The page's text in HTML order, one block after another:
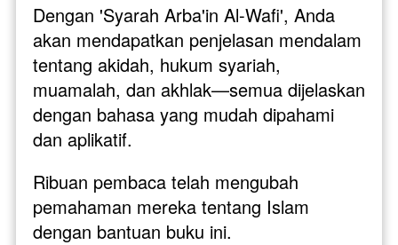
Dengan 'Syarah Arba'in Al-Wafi', Anda
akan mendapatkan penjelasan mendalam
tentang akidah, hukum syariah,
muamalah, dan akhlak—semua dijelaskan
dengan bahasa yang mudah dipahami
dan aplikatif.
Ribuan pembaca telah mengubah
pemahaman mereka tentang Islam
dengan bantuan buku ini.